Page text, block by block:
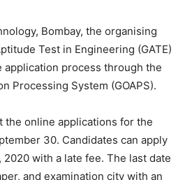
Bombay, the organising
Test in Engineering (GATE)
application process through the
Processing System (GOAPS).
the online applications for the
30. Candidates can apply
with a late fee. The last date
and examination city with an